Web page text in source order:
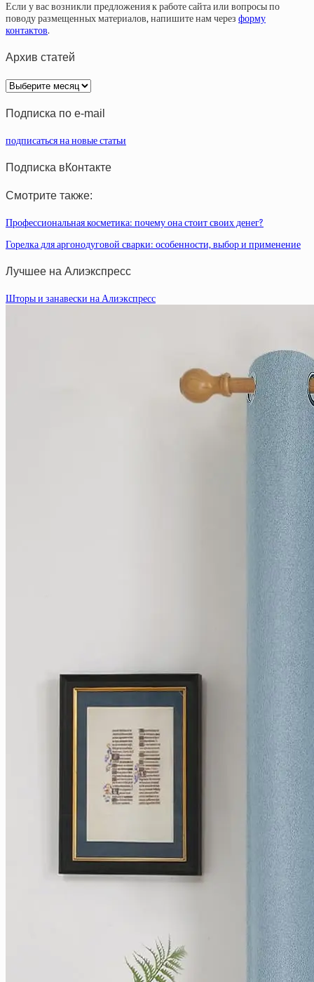
Если у вас возникли предложения к работе сайта или вопросы по
поводу размещенных материалов, напишите нам через форму
контактов.
Архив статей
Архив
статей
Подписка по e-mail
подписаться на новые статьи
Подписка вКонтакте
Смотрите также:
Профессиональная косметика: почему она стоит своих денег?
Горелка для аргонодуговой сварки: особенности, выбор и применение
Лучшее на Алиэкспресс
Шторы и занавески на Алиэкспресс